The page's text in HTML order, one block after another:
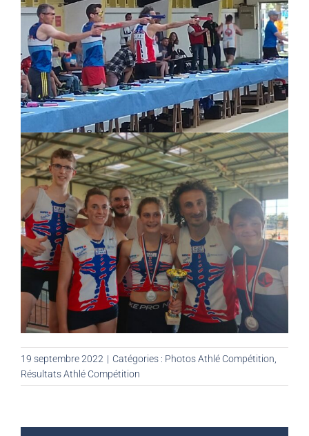
19 septembre 2022 | Catégories : Photos Athlé Compétition,
Résultats Athlé Compétition